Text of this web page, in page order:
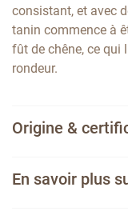
consistant, et avec
tanin commence à
fût de chêne, ce qui
rondeur.
Origine &
En savoir plus